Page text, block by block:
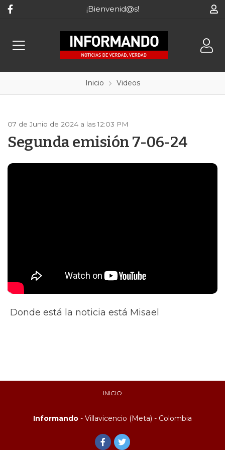
¡Bienvenid@s!
Inicio Videos
07 de Junio de 2024 a las 12:03 PM
Segunda emisión 7-06-24
Donde está la noticia está Misael
INICIO
Informando - Villavicencio (Meta) - Colombia